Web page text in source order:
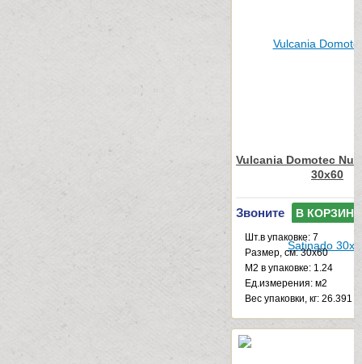
Vulcania Domotec
30x60
Звоните В КОРЗИНУ
Шт.в упаковке: 7
Размер, см: 30x60
М2 в упаковке: 1.24
Ед.измерения: м2
Веc упаковки, кг: 26.391